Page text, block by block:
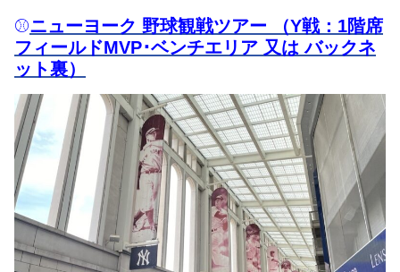
⚾ニューヨーク 野球観戦ツアー （Y戦：1階席
フィールドMVP･ベンチエリア 又は バックネ
ット裏）